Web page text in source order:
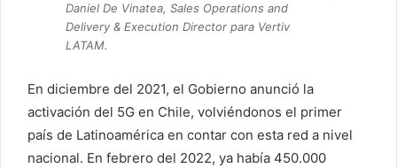
Daniel De Vinatea, Sales Operations and
Delivery & Execution Director para Vertiv
LATAM.
En diciembre del 2021, el Gobierno anunció la
activación del 5G en Chile, volviéndonos el primer
país de Latinoamérica en contar con esta red a nivel
nacional. En febrero del 2022, ya había 450.000